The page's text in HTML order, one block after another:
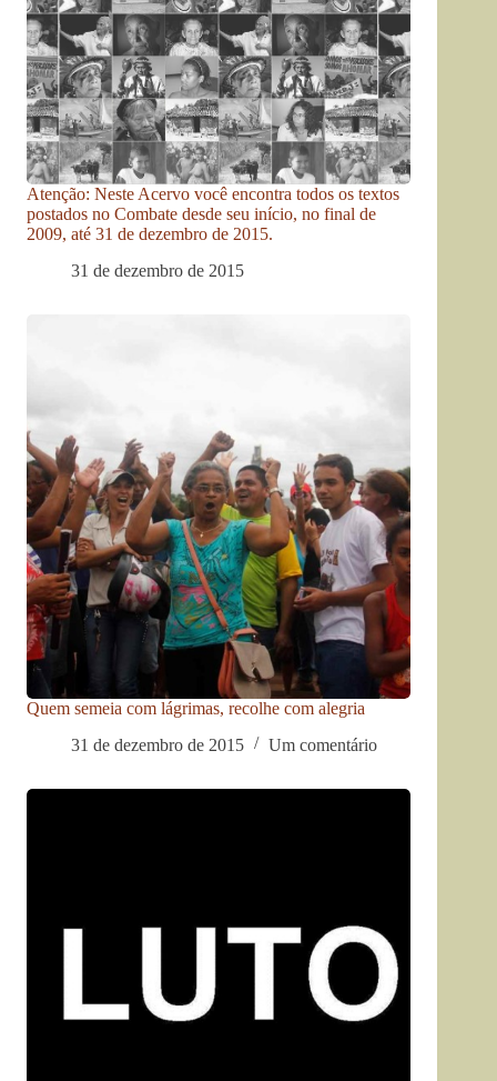
Atenção: Neste Acervo você encontra todos os textos
postados no Combate desde seu início, no final de
2009, até 31 de dezembro de 2015.
31 de dezembro de 2015
Quem semeia com lágrimas, recolhe com alegria
31 de dezembro de 2015
Um comentário